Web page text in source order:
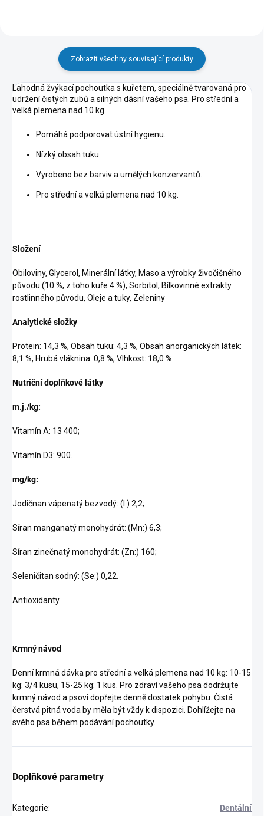
Zobrazit všechny související produkty
Lahodná žvýkací pochoutka s kuřetem, speciálně tvarovaná pro
udržení čistých zubů a silných dásní vašeho psa. Pro střední a
velká plemena nad 10 kg.
Pomáhá podporovat ústní hygienu.
Nízký obsah tuku.
Vyrobeno bez barviv a umělých konzervantů.
Pro střední a velká plemena nad 10 kg.
Složení
Obiloviny, Glycerol, Minerální látky, Maso a výrobky živočišného
původu (10 %, z toho kuře 4 %), Sorbitol, Bílkovinné extrakty
rostlinného původu, Oleje a tuky, Zeleniny
Analytické složky
Protein: 14,3 %, Obsah tuku: 4,3 %, Obsah anorganických látek:
8,1 %, Hrubá vláknina: 0,8 %, Vlhkost: 18,0 %
Nutriční doplňkové látky
m.j./kg:
Vitamín A: 13 400;
Vitamín D3: 900.
mg/kg:
Jodičnan vápenatý bezvodý: (I:) 2,2;
Síran manganatý monohydrát: (Mn:) 6,3;
Síran zinečnatý monohydrát: (Zn:) 160;
Seleničitan sodný: (Se:) 0,22.
Antioxidanty.
Krmný návod
Denní krmná dávka pro střední a velká plemena nad 10 kg: 10-15
kg: 3/4 kusu, 15-25 kg: 1 kus. Pro zdraví vašeho psa dodržujte
krmný návod a psovi dopřejte denně dostatek pohybu. Čistá
čerstvá pitná voda by měla být vždy k dispozici. Dohlížejte na
svého psa během podávání pochoutky.
Doplňkové parametry
Kategorie: Dentální